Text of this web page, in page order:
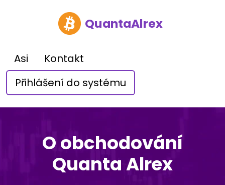
QuantaAlrex
Asi
Kontakt
Přihlášení do systému
O obchodování
Quanta Alrex